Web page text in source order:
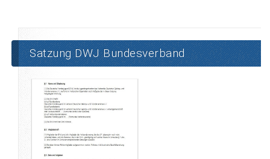
Satzung DWJ Bundesverband